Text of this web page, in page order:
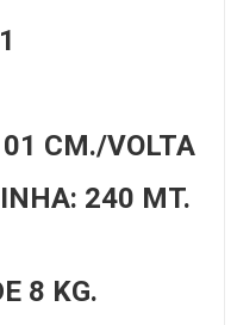
CM./VOLTA
240 MT.
8 KG.